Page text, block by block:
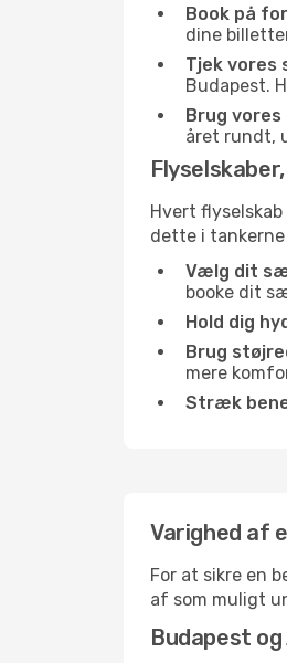
Book på
dine
Tjek vores
Budapest.
Brug vores
året rundt,
Hvert
dette i
Vælg dit
booke dit
Hold dig
Brug
mere
Stræk
Varighed af
For at sikre en
af som muligt
Budapest